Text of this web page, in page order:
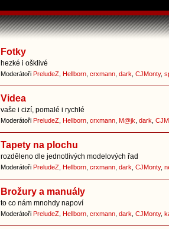
Fotky
hezké i ošklivé
Moderátoři PreludeZ Hellborn crxmann dark CJMonty,
Videa
vaše i cizí, pomalé i rychlé
Moderátoři PreludeZ Hellborn crxmann M@jk dark
Tapety na plochu
rozděleno dle jednotlivých modelových řad
Moderátoři PreludeZ Hellborn crxmann dark CJMonty,
Brožury a manuály
to co nám mnohdy napoví
Moderátoři PreludeZ Hellborn crxmann dark CJMonty,